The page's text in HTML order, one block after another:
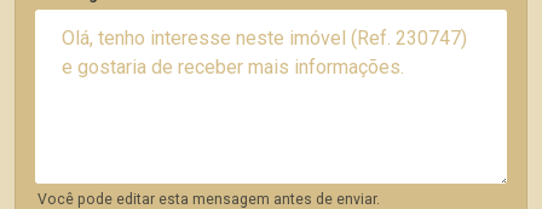
Você pode editar esta mensagem antes de enviar.